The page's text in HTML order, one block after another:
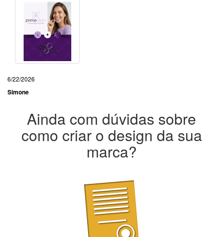
6/22/2026
Simone
Ainda com dúvidas sobre
como criar o design da sua
marca?